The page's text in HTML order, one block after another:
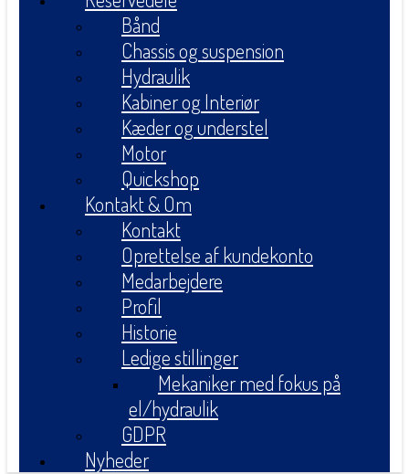
Bånd
Chassis og suspension
Hydraulik
Kabiner og Interiør
Kæder og understel
Motor
Quickshop
Kontakt & Om
Kontakt
Oprettelse af kundekonto
Medarbejdere
Profil
Historie
Ledige stillinger
Mekaniker med fokus på
el/hydraulik
GDPR
Nyheder